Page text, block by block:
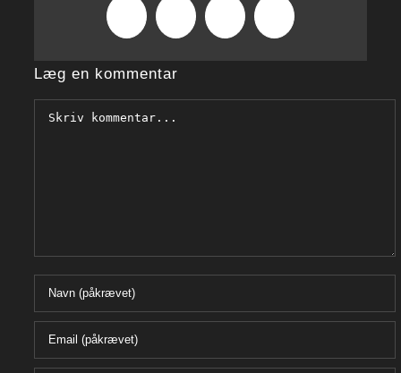
Pinterest Xing
mail
Læg en kommentar
Comment